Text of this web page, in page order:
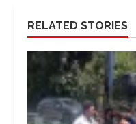
RELATED STORIES